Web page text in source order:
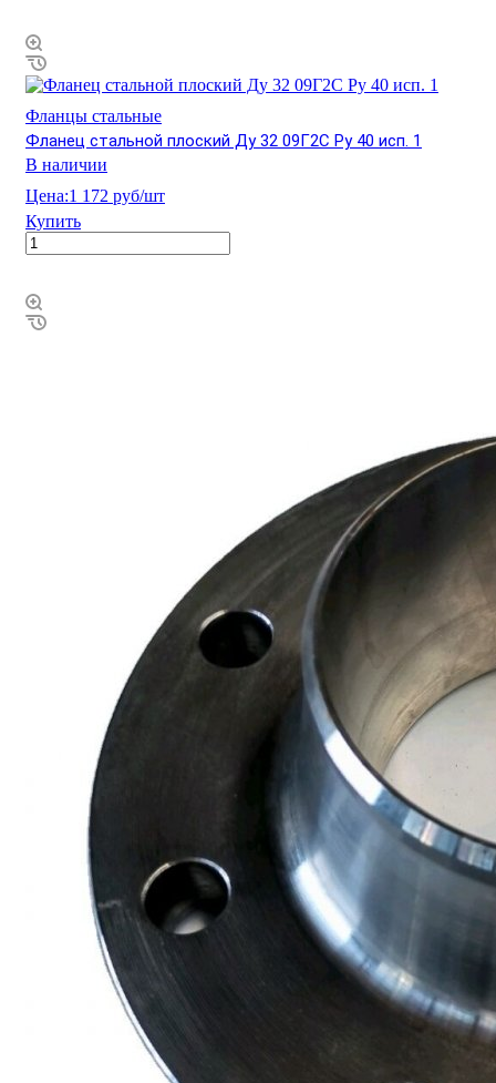
Фланцы стальные
Фланец стальной плоский Ду 32 09Г2С Ру 40 исп. 1
В наличии
Цена:1 172 руб/шт
Купить